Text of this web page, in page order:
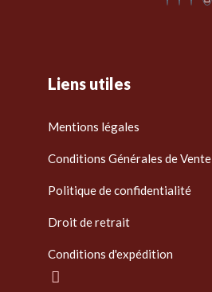
Liens utiles
Mentions légales
Conditions Générales de Vente
Politique de confidentialité
Droit de retrait
Conditions d'expédition